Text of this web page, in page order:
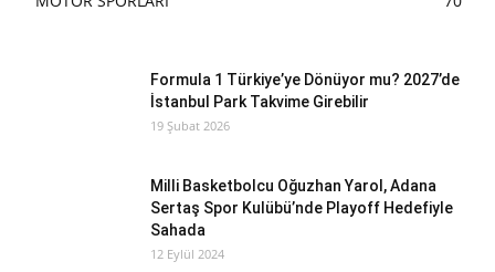
Formula 1 Türkiye’ye Dönüyor mu? 2027’de
İstanbul Park Takvime Girebilir
19 Şubat 2026
Milli Basketbolcu Oğuzhan Yarol, Adana
Sertaş Spor Kulübü’nde Playoff Hedefiyle
Sahada
12 Eylül 2024